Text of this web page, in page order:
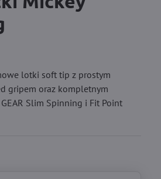
lotki soft tip z prostym
gripem oraz kompletnym
Slim Spinning i Fit Point